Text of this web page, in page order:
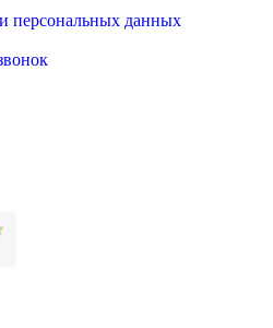
персональных данных